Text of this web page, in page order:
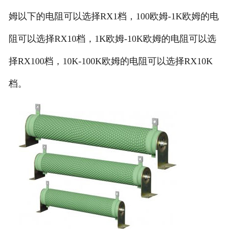
姆以下的电阻可以选择RX1档，100欧姆-1K欧姆的电
阻可以选择RX10档，1K欧姆-10K欧姆的电阻可以选
择RX100档，10K-100K欧姆的电阻可以选择RX10K
档。